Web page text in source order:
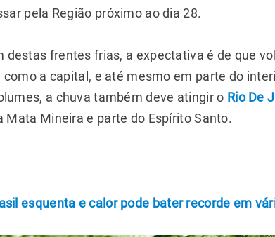
pela Região próximo ao dia 28.
destas frentes frias, a expectativa é de que
a capital, e até mesmo em parte do
a chuva também deve atingir o Rio De
Mata Mineira e parte do Espírito Santo.
esquenta e calor pode bater recorde em